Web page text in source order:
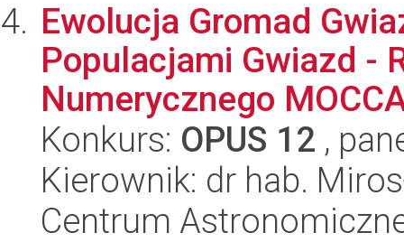
Ewolucja Gromad
Populacjami Gwiazd -
Numerycznego
Konkurs: OPUS 12 ,
Kierownik: dr hab.
Centrum